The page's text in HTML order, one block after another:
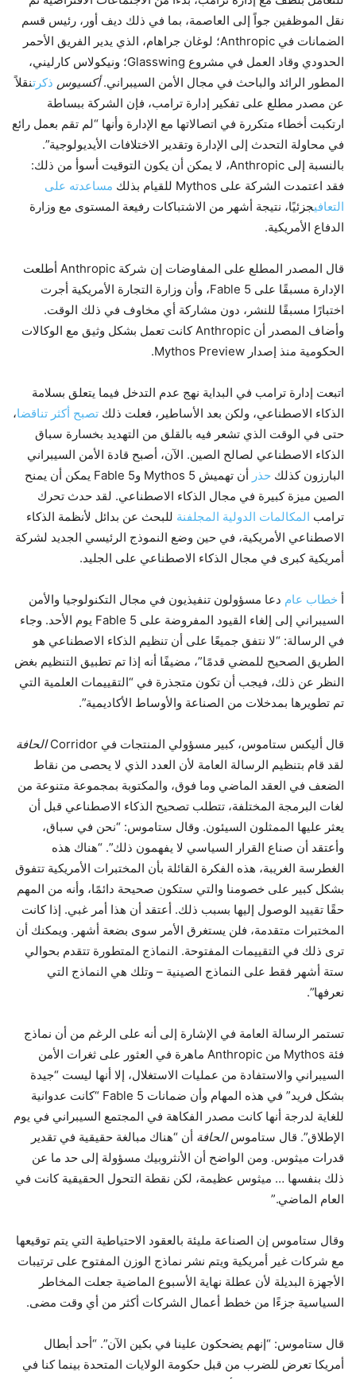
نقل الموظفين جواً إلى العاصمة، بما في ذلك ديف أور، رئيس قسم
الضمانات في Anthropic؛ لوغان جراهام، الذي يدير الفريق الأحمر
الحدودي وقاد العمل في مشروع Glasswing؛ ونيكولاس كارليني،
المطور الرائد والباحث في مجال الأمن السيبراني.أكسيوس ذكرتنقلاً
عن مصدر مطلع على تفكير إدارة ترامب، فإن الشركة ببساطة
ارتكبت أخطاء متكررة في اتصالاتها مع الإدارة وأنها “لم تقم بعمل رائع
في محاولة التحدث إلى الإدارة وتقدير الاختلافات الأيديولوجية”.
بالنسبة إلى Anthropic، لا يمكن أن يكون التوقيت أسوأ من ذلك:
فقد اعتمدت الشركة على Mythos للقيام بذلك
مساعدته على
التعافيجزئيًا، نتيجة أشهر من الاشتباكات رفيعة المستوى مع وزارة
الدفاع الأمريكية.
قال المصدر المطلع على المفاوضات إن شركة Anthropic أطلعت
الإدارة مسبقًا على Fable 5، وأن وزارة التجارة الأمريكية أجرت
اختبارًا مسبقًا للنشر، دون مشاركة أي مخاوف في ذلك الوقت.
وأضاف المصدر أن Anthropic كانت تعمل بشكل وثيق مع الوكالات
الحكومية منذ إصدار Mythos Preview.
اتبعت إدارة ترامب في البداية نهج عدم التدخل فيما يتعلق بسلامة
الذكاء الاصطناعي، ولكن بعد الأساطير، فعلت ذلك تصبح أكثر تناقضا،
حتى في الوقت الذي تشعر فيه بالقلق من التهديد بخسارة سباق
الذكاء الاصطناعي لصالح الصين. الآن، أصبح قادة الأمن السيبراني
البارزون كذلك حذر
أن تهميش Mythos 5 وFable 5 يمكن أن يمنح
الصين ميزة كبيرة في مجال الذكاء الاصطناعي. لقد حدث تحرك
ترامب المكالمات الدولية المجلفنة للبحث عن بدائل لأنظمة الذكاء
الاصطناعي الأمريكية، في حين وضع النموذج الرئيسي الجديد لشركة
أمريكية كبرى في مجال الذكاء الاصطناعي على الجليد.
أ خطاب عام دعا مسؤولون تنفيذيون في مجال التكنولوجيا والأمن
السيبراني إلى إلغاء القيود المفروضة على Fable 5 يوم الأحد. وجاء
في الرسالة: “لا نتفق جميعًا على أن تنظيم الذكاء الاصطناعي هو
الطريق الصحيح للمضي قدمًا”، مضيفًا أنه إذا تم تطبيق التنظيم بغض
النظر عن ذلك، فيجب أن تكون متجذرة في “التقييمات العلمية التي
تم تطويرها بمدخلات من الصناعة والأوساط الأكاديمية”.
قال أليكس ستاموس، كبير مسؤولي المنتجات في Corridor
الحافة
لقد قام بتنظيم الرسالة العامة لأن العدد الذي لا يحصى من نقاط
الضعف في العقد الماضي وما فوق، والمكتوبة بمجموعة متنوعة من
لغات البرمجة المختلفة، تتطلب تصحيح الذكاء الاصطناعي قبل أن
يعثر عليها الممثلون السيئون. وقال ستاموس: “نحن في سباق،
وأعتقد أن صناع القرار السياسي لا يفهمون ذلك”. “هناك هذه
الغطرسة الغريبة، هذه الفكرة القائلة بأن المختبرات الأمريكية تتفوق
بشكل كبير على خصومنا والتي ستكون صحيحة دائمًا، وأنه من المهم
حقًا تقييد الوصول إليها بسبب ذلك. أعتقد أن هذا أمر غبي. إذا كانت
المختبرات متقدمة، فلن يستغرق الأمر سوى بضعة أشهر. ويمكنك أن
ترى ذلك في التقييمات المفتوحة. النماذج المتطورة تتقدم بحوالي
ستة أشهر فقط على النماذج الصينية – وتلك هي النماذج التي
نعرفها”.
تستمر الرسالة العامة في الإشارة إلى أنه على الرغم من أن نماذج
فئة Mythos من Anthropic ماهرة في العثور على ثغرات الأمن
السيبراني والاستفادة من عمليات الاستغلال، إلا أنها ليست “جيدة
بشكل فريد” في هذه المهام وأن ضمانات Fable 5 “كانت عدوانية
للغاية لدرجة أنها كانت مصدر الفكاهة في المجتمع السيبراني في يوم
الإطلاق”. قال ستاموسالحافة أن “هناك مبالغة حقيقية في تقدير
قدرات ميثوس. ومن الواضح أن الأنثروبيك مسؤولة إلى حد ما عن
ذلك بنفسها … ميثوس عظيمة، لكن نقطة التحول الحقيقية كانت في
العام الماضي.”
وقال ستاموس إن الصناعة مليئة بالعقود الاحتياطية التي يتم توقيعها
مع شركات غير أمريكية ويتم نشر نماذج الوزن المفتوح على ترتيبات
الأجهزة البديلة لأن عطلة نهاية الأسبوع الماضية جعلت المخاطر
السياسية جزءًا من خطط أعمال الشركات أكثر من أي وقت مضى.
قال ستاموس: “إنهم يضحكون علينا في بكين الآن”. “أحد أبطال
أمريكا تعرض للضرب من قبل حكومة الولايات المتحدة بينما كنا في